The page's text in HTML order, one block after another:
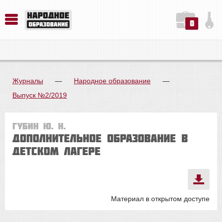
0
Журналы — Народное образование
—
Выпуск №2/2019
Губин Ю. Н.
Дополнительное образование в
детском лагере
Материал в открытом доступе